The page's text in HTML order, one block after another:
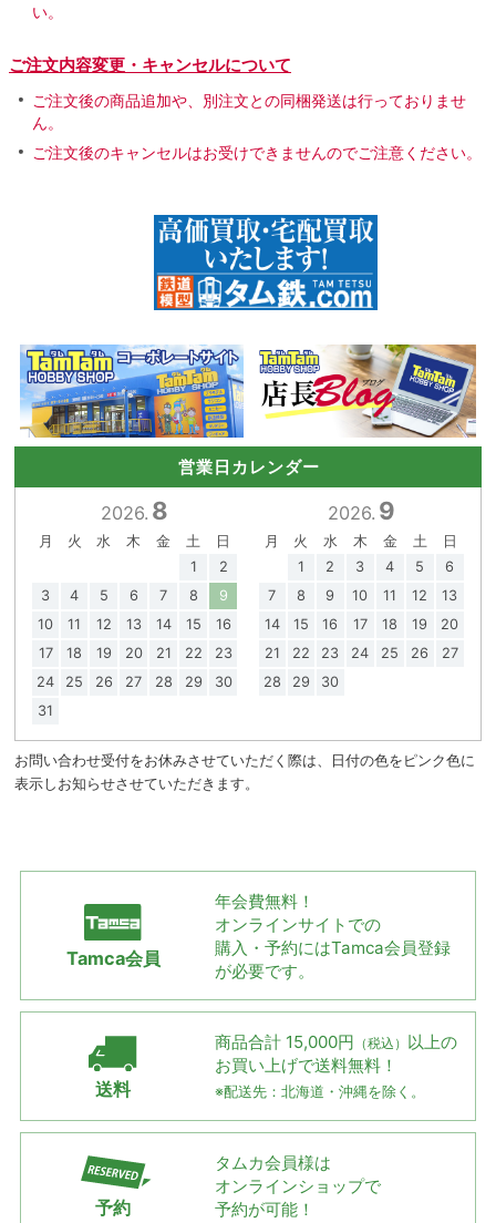
い。
ご注文内容変更・キャンセルについて
ご注文後の商品追加や、別注文との同梱発送は行っておりませ
ん。
ご注文後のキャンセルはお受けできませんのでご注意ください。
営業日カレンダー
2026. 8
月 火 水 木 金 土
日
1
2
3
4 5 6 7 8
9
10
11 12 13 14 15
16
17
18 19 20 21 22
23
24
25 26 27 28 29
30
31
2026. 9
月 火 水 木 金 土
日
1
2 3 4 5
6
7
8 9 10 11 12
13
14
15 16 17 18 19
20
21
22 23 24 25 26
27
28
29 30
お問い合わせ受付をお休みさせていただく際は、日付の色をピンク色に
表示しお知らせさせていただきます。
Tamca会員
年会費無料！
オンラインサイトでの
購入・予約にはTamca会員登録
が必要です。
送料
商品合計 15,000円 （税込） 以上の
お買い上げで送料無料！
※配送先：北海道・沖縄を除く。
予約
タムカ会員様は
オンラインショップで
予約が可能！